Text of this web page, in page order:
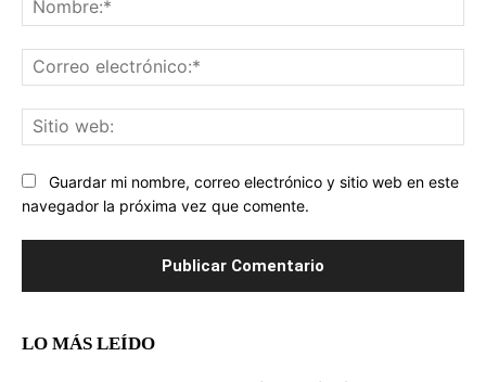
Guardar mi nombre, correo electrónico y sitio web en este
navegador la próxima vez que comente.
LO MÁS LEÍDO